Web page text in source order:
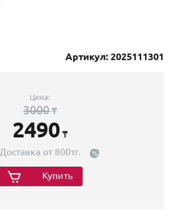
Артикул: 2025111301
Цена:
3000₸
2490 ₸
Доставка от 800тг.
Купить